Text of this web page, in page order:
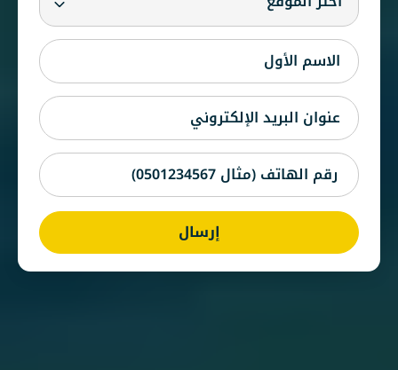
إرسال